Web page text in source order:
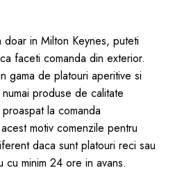
in Milton Keynes, puteti
faceti comanda din exterior.
gama de platouri aperitive si
produse de calitate
la comanda
motiv comenzile pentru
daca sunt platouri reci sau
minim 24 ore in avans.